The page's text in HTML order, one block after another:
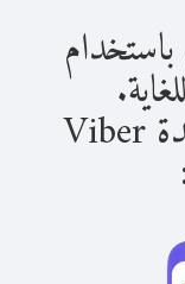
بمجرد حصولك على أرصدة Viber